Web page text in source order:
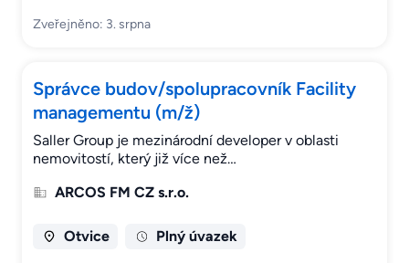
Zveřejněno: 3. srpna
Správce budov/spolupracovník Facility
managementu (m/ž)
Saller Group je mezinárodní developer v oblasti
nemovitostí, který již více než…
ARCOS FM CZ s.r.o.
Otvice Plný úvazek